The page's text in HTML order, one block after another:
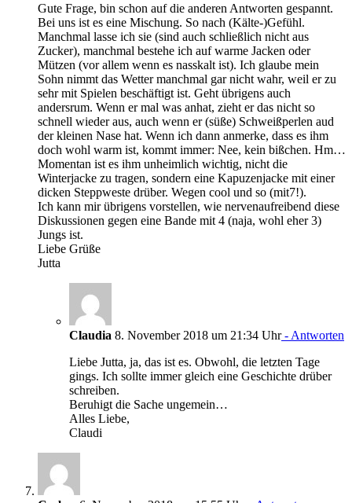
Gute Frage, bin schon auf die anderen Antworten gespannt.
Bei uns ist es eine Mischung. So nach (Kälte-)Gefühl.
Manchmal lasse ich sie (sind auch schließlich nicht aus
Zucker), manchmal bestehe ich auf warme Jacken oder
Mützen (vor allem wenn es nasskalt ist). Ich glaube mein
Sohn nimmt das Wetter manchmal gar nicht wahr, weil er zu
sehr mit Spielen beschäftigt ist. Geht übrigens auch
andersrum. Wenn er mal was anhat, zieht er das nicht so
schnell wieder aus, auch wenn er (süße) Schweißperlen aud
der kleinen Nase hat. Wenn ich dann anmerke, dass es ihm
doch wohl warm ist, kommt immer: Nee, kein bißchen. Hm…
Momentan ist es ihm unheimlich wichtig, nicht die
Winterjacke zu tragen, sondern eine Kapuzenjacke mit einer
dicken Steppweste drüber. Wegen cool und so (mit7!).
Ich kann mir übrigens vorstellen, wie nervenaufreibend diese
Diskussionen gegen eine Bande mit 4 (naja, wohl eher 3)
Jungs ist.
Liebe Grüße
Jutta
Claudia 8. November 2018 um 21:34 Uhr- Antworten
Liebe Jutta, ja, das ist es. Obwohl, die letzten Tage
gings. Ich sollte immer gleich eine Geschichte drüber
schreiben.
Beruhigt die Sache ungemein…
Alles Liebe,
Claudi